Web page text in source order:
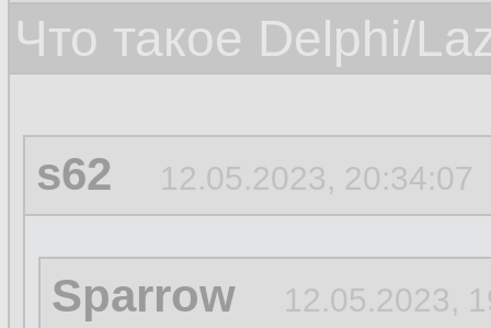
Что такое Delphi/
s62 12.05.2023, 20:34:07
Sparrow 12.05.2023,